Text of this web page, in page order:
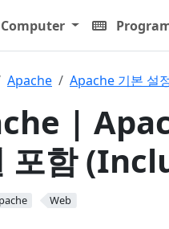
Computer
Apache Apache 기본 설
|
포함
Web